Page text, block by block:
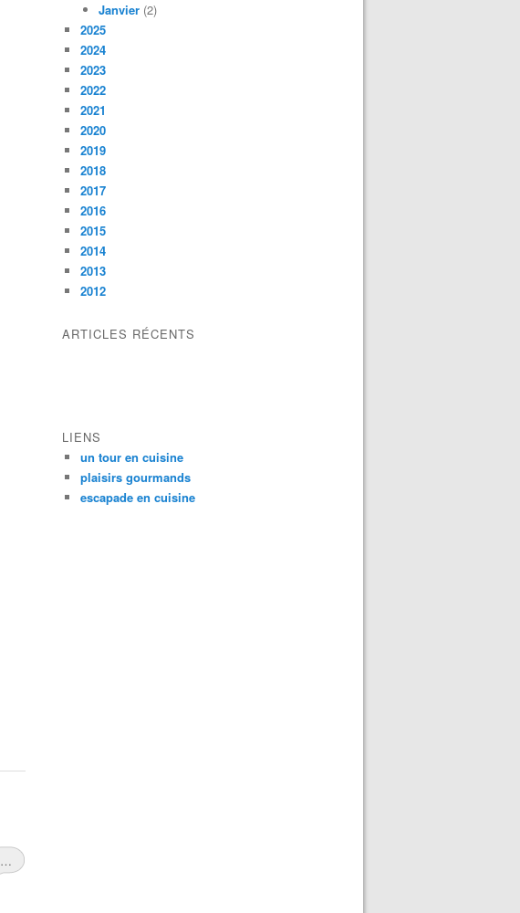
…
Janvier (2)
2025
2024
2023
2022
2021
2020
2019
2018
2017
2016
2015
2014
2013
2012
ARTICLES RÉCENTS
LIENS
un tour en cuisine
plaisirs gourmands
escapade en cuisine